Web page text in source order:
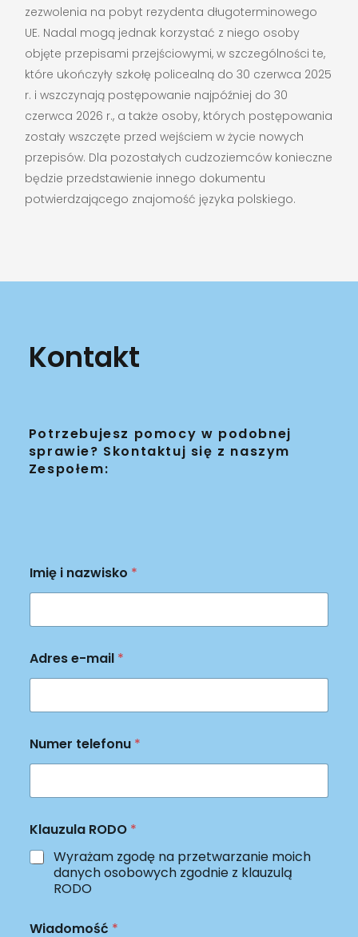
zezwolenia na pobyt rezydenta długoterminowego
UE. Nadal mogą jednak korzystać z niego osoby
objęte przepisami przejściowymi, w szczególności te,
które ukończyły szkołę policealną do 30 czerwca 2025
r. i wszczynają postępowanie najpóźniej do 30
czerwca 2026 r., a także osoby, których postępowania
zostały wszczęte przed wejściem w życie nowych
przepisów. Dla pozostałych cudzoziemców konieczne
będzie przedstawienie innego dokumentu
potwierdzającego znajomość języka polskiego.
Kontakt
Potrzebujesz pomocy w podobnej
sprawie? Skontaktuj się z naszym
Zespołem:
Imię i nazwisko *
i
a
o
o
ś
ć
a
w
s
u
Adres e-mail *
Numer telefonu *
Klauzula RODO *
Wyrażam zgodę na przetwarzanie moich
danych osobowych zgodnie z klauzulą
RODO
Wiadomość *